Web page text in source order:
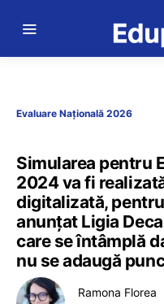
Evaluare Națională 2026
Simularea pentru
2024 va fi
digitalizată,
anunțat Ligia
care se întâmplă
nu se adaugă
Ramona Florea